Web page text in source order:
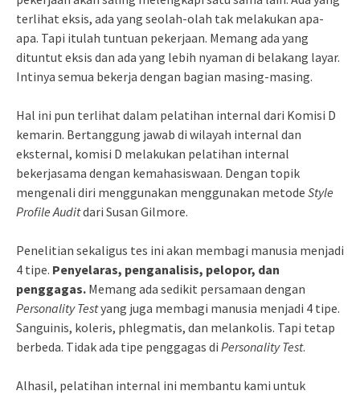
terlihat eksis, ada yang seolah-olah tak melakukan apa-
apa. Tapi itulah tuntuan pekerjaan. Memang ada yang
dituntut eksis dan ada yang lebih nyaman di belakang layar.
Intinya semua bekerja dengan bagian masing-masing.
Hal ini pun terlihat dalam pelatihan internal dari Komisi D
kemarin. Bertanggung jawab di wilayah internal dan
eksternal, komisi D melakukan pelatihan internal
bekerjasama dengan kemahasiswaan. Dengan topik
mengenali diri menggunakan menggunakan metode Style
Profile Auditdari Susan Gilmore.
Penelitian sekaligus tes ini akan membagi manusia menjadi
4 tipe. Penyelaras, penganalisis, pelopor, dan
penggagas. Memang ada sedikit persamaan dengan
Personality Testyang juga membagi manusia menjadi 4 tipe.
Sanguinis, koleris, phlegmatis, dan melankolis. Tapi tetap
berbeda. Tidak ada tipe penggagas di Personality Test.
Alhasil, pelatihan internal ini membantu kami untuk